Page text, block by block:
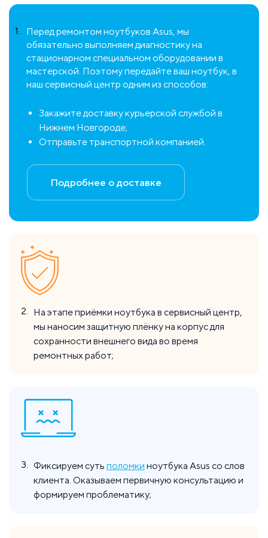
1.
Перед ремонтом ноутбуков Asus, мы
обязательно выполняем диагностику на
стационарном специальном оборудовании в
мастерской. Поэтому передайте ваш ноутбук, в
наш сервисный центр одним из способов:
Закажите доставку курьерской службой в
Нижнем Новгороде;
Отправьте транспортной компанией.
Подробнее о доставке
2. На этапе приёмки ноутбука в сервисный центр,
мы наносим защитную плёнку на корпус для
сохранности внешнего вида во время
ремонтных работ;
3. Фиксируем суть поломки ноутбука Asus со слов
клиента. Оказываем первичную консультацию и
формируем проблематику;